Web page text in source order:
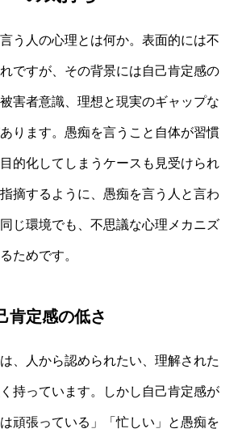
う人の心理とは何か。表面的には不
ですが、その背景には自己肯定感の
害者意識、理想と現実のギャップな
ります。愚痴を言うこと自体が習慣
的化してしまうケースも見受けられ
摘するように、愚痴を言う人と言わ
じ環境でも、不思議な心理メカニズ
ためです。
肯定感の低さ
、人から認められたい、理解された
持っています。しかし自己肯定感が
頑張っている」「忙しい」と愚痴を